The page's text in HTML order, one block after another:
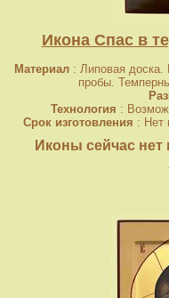
Икона Спас в
Материал : Липовая доска.
пробы.
Технология :
Срок изготовления : Нет
Иконы сейчас